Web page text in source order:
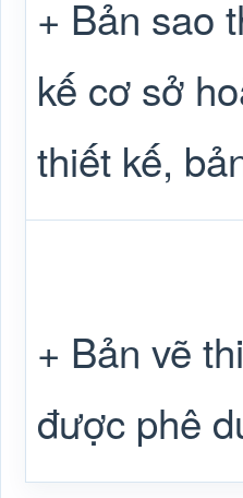
+ Bản sao
kế cơ sở
thiết kế,
+ Bản vẽ
được phê